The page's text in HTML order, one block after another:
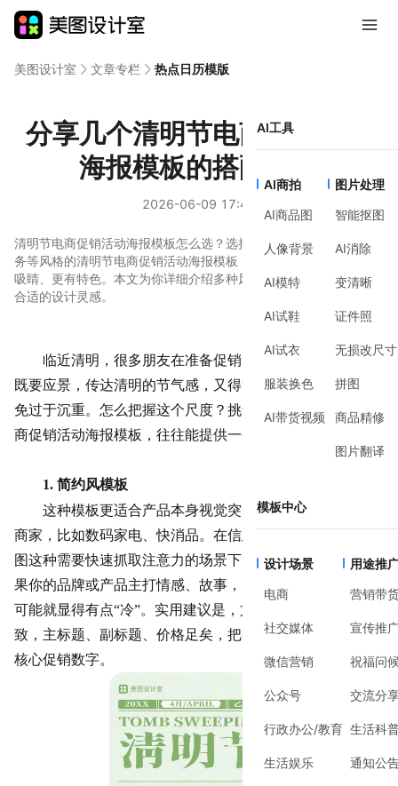
AI工具
AI商拍
AI商品图
人像背景
AI模特
AI试鞋
AI试衣
服装换色
AI带货视频
图片处理
智能抠图
AI消除
变清晰
证件照
无损改尺寸
拼图
商品精修
图片翻译
模板中心
设计场景
电商
社交媒体
微信营销
公众号
行政办公/教育
生活娱乐
用途推
营销带
宣传推
祝福问
交流分
生活科
通知公
美图设计室 文章专栏 热点日历模版
分享几个清明节电商促销活动
海报模板的搭配思路
2026-06-09 17:48
清明节电商促销活动海报模板怎么选？选择简约、时尚、插画、商
务等风格的清明节电商促销活动海报模板，可以让你的活动海报更
吸睛、更有特色。本文为你详细介绍多种风格模板，帮你轻松找到
合适的设计灵感。
临近清明，很多朋友在准备促销素材时有点犯难：页面
既要应景，传达清明的节气感，又得清晰传递促销信息，避
免过于沉重。怎么把握这个尺度？挑选一张合适的
清明节电
商促销活动海报模板，往往能提供一个清晰的起点。
1. 简约风模板
这种模板更适合产品本身视觉突出、或促销信息复杂的
商家，比如数码家电、快消品。在信息流广告或
图这种需要快速抓取注意力的场景下，它的效果最好。但如
果你的品牌或产品主打情感、故事，需要营造浓厚氛围，它
可能就显得有点“冷”。实用建议是，文字一定要精简到极
致，主标题、副标题、价格足矣，把视觉重心留给产品图或
核心促销数字。